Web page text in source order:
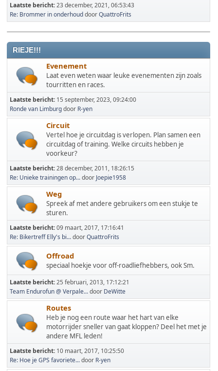
Laatste bericht:23 december, 2021, 06:53:43
Re: Brommer in onderhouddoorQuattroFrits
RIEJE!!!
Evenement
Laat even weten waar leuke evenementen zijn zoals
tourritten en races.
Laatste bericht: 15 september, 2023, 09:24:00
Ronde van Limburgdoor R-yen
Circuit
Vertel hoe je circuitdag is verlopen. Plan samen een
circuitdag of training. Welke circuits hebben je
voorkeur?
Laatste bericht:28 december, 2011, 18:26:15
Re: Unieke trainingen op...door Joepie1958
Weg
Spreek af met andere gebruikers om een stukje te
sturen.
Laatste bericht:09 maart, 2017, 17:16:41
Re: Bikertreff Elly's bi...doorQuattroFrits
Offroad
speciaal hoekje voor off-roadliefhebbers, ook Sm.
Laatste bericht:25 februari, 2013, 17:12:21
Team Endurofun @ Verpale...door DeWitte
Routes
Heb je nog een route waar het hart van elke
motorrijder sneller van gaat kloppen? Deel het met je
andere MFL leden!
Laatste bericht: 10 maart, 2017, 10:25:50
Re: Hoe je GPS favoriete...door R-yen